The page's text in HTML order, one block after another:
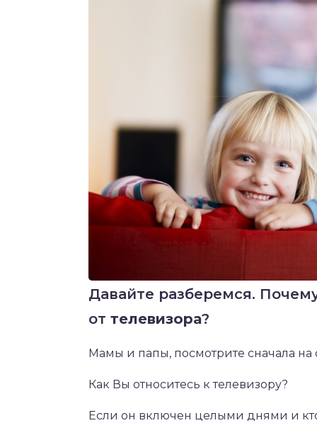
Давайте разберемся.
от телевизора?
Мамы и папы, посмотрите сначала на
Как Вы относитесь к телевизору?
Если он включен целыми днями и